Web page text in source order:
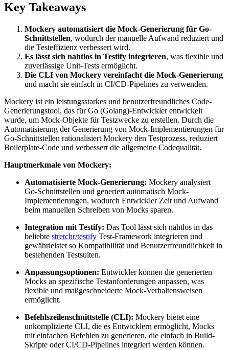
Key Takeaways
Mockery automatisiert die Mock-Generierung für Go-
Schnittstellen, wodurch der manuelle Aufwand reduziert und
die Testeffizienz verbessert wird.
Es lässt sich nahtlos in Testify integrieren, was flexible und
zuverlässige Unit-Tests ermöglicht.
Die CLI von Mockery vereinfacht die Mock-Generierung
und macht sie einfach in CI/CD-Pipelines zu verwenden.
Mockery ist ein leistungsstarkes und benutzerfreundliches Code-
Generierungstool, das für Go (Golang)-Entwickler entwickelt
wurde, um Mock-Objekte für Testzwecke zu erstellen. Durch die
Automatisierung der Generierung von Mock-Implementierungen für
Go-Schnittstellen rationalisiert Mockery den Testprozess, reduziert
Boilerplate-Code und verbessert die allgemeine Codequalität.
Hauptmerkmale von Mockery:
Automatisierte Mock-Generierung: Mockery analysiert
Go-Schnittstellen und generiert automatisch Mock-
Implementierungen, wodurch Entwickler Zeit und Aufwand
beim manuellen Schreiben von Mocks sparen.
Integration mit Testify: Das Tool lässt sich nahtlos in das
beliebte stretchr/testify Test-Framework integrieren und
gewährleistet so Kompatibilität und Benutzerfreundlichkeit in
bestehenden Testsuiten.
Anpassungsoptionen: Entwickler können die generierten
Mocks an spezifische Testanforderungen anpassen, was
flexible und maßgeschneiderte Mock-Verhaltensweisen
ermöglicht.
Befehlszeilenschnittstelle (CLI): Mockery bietet eine
unkomplizierte CLI, die es Entwicklern ermöglicht, Mocks
mit einfachen Befehlen zu generieren, die einfach in Build-
Skripte oder CI/CD-Pipelines integriert werden können.